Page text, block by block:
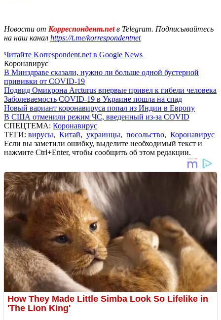
Новости от Корреспондент.netв Telegram. Подписывайтесь
на наш канал https://t.me/korrespondentnet
Читайте Korrespondent.net в Google News
Коронавирус
В Минздраве сказали, нужно ли больше одной бустерной
прививки от COVID-19
Подвид Омикрона Arcturus впервые привел к гибели человека
Заболеваемость COVID-19 в Украине пошла на спад
Новый вариант коронавируса попал из Индии в Европу
В США отменили режим ЧС, введенный из-за COVID
СПЕЦТЕМА: Коронавирус
ТЕГИ: вирусы, Китай, украинцы, посольство, Коронавирус
Если вы заметили ошибку, выделите необходимый текст и
нажмите Ctrl+Enter, чтобы сообщить об этом редакции.